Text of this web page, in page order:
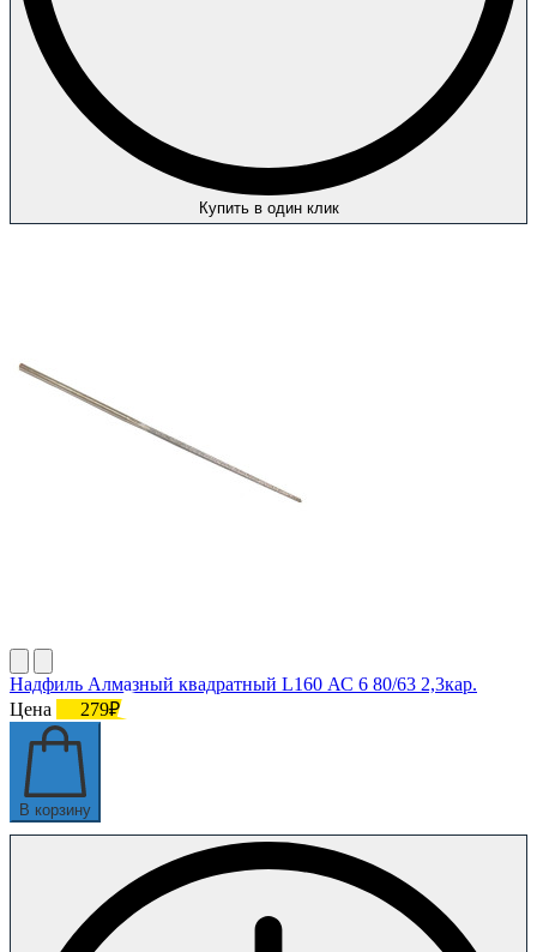
Купить в один клик
Надфиль Алмазный квадратный L160 АС 6 80/63 2,3кар.
Цена
279₽
В корзину